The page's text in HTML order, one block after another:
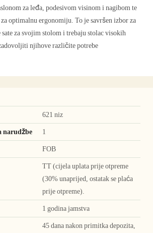
za leđa, podesivom visinom i nagibom te
optimalnu ergonomiju. To je savršen izbor za
za svojim stolom i trebaju stolac visokih
njihove različite potrebe
621 niz
narudžbe 1
FOB
TT (cijela uplata prije otpreme
(30% unaprijed, ostatak se plaća
prije otpreme).
1 godina jamstva
45 dana nakon primitka depozita,